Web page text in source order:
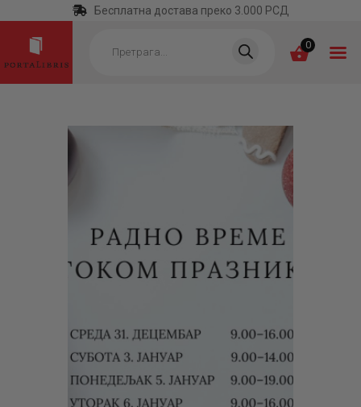
Бесплатна достава преко 3.000 РСД
search 0
ПОЧЕТНА
НОВЕ КЊИГЕ
ОТРГНУТО ОД
ЗАБОРАВА
АКТУЕЛНОСТИ
ЦЕНОВНИК
ПИСМО